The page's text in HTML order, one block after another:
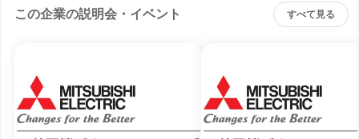
この企業の説明会・イベント すべて見る